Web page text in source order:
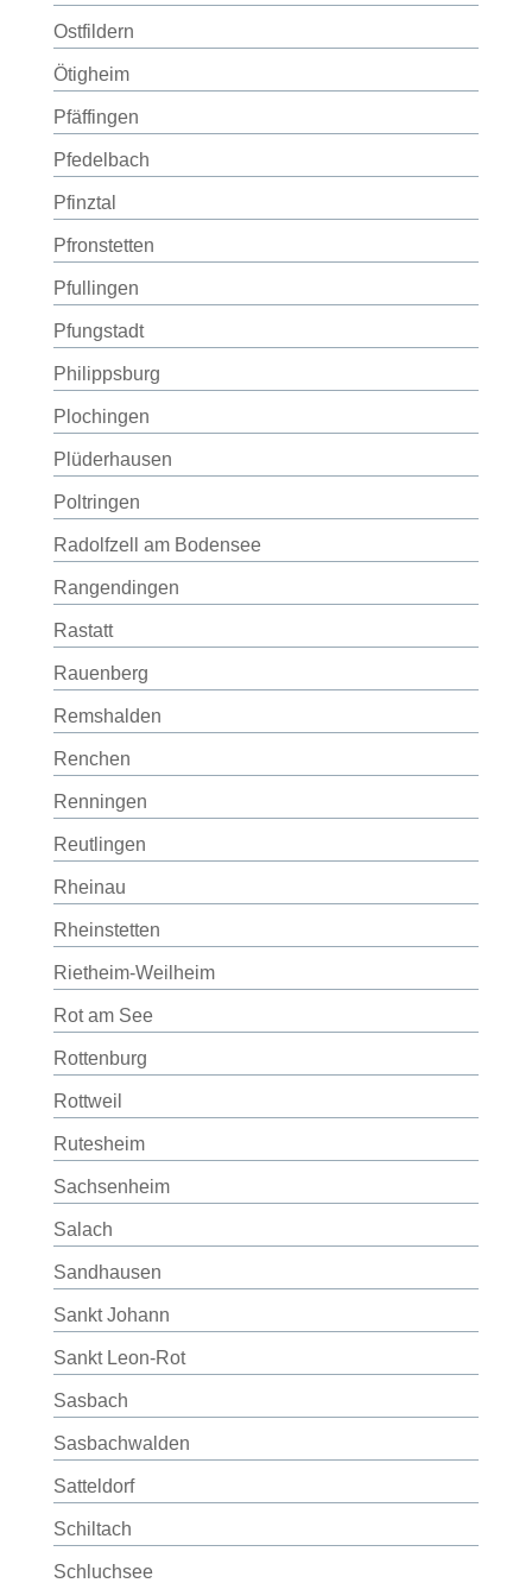
Ostfildern
Ötigheim
Pfäffingen
Pfedelbach
Pfinztal
Pfronstetten
Pfullingen
Pfungstadt
Philippsburg
Plochingen
Plüderhausen
Poltringen
Radolfzell am Bodensee
Rangendingen
Rastatt
Rauenberg
Remshalden
Renchen
Renningen
Reutlingen
Rheinau
Rheinstetten
Rietheim-Weilheim
Rot am See
Rottenburg
Rottweil
Rutesheim
Sachsenheim
Salach
Sandhausen
Sankt Johann
Sankt Leon-Rot
Sasbach
Sasbachwalden
Satteldorf
Schiltach
Schluchsee